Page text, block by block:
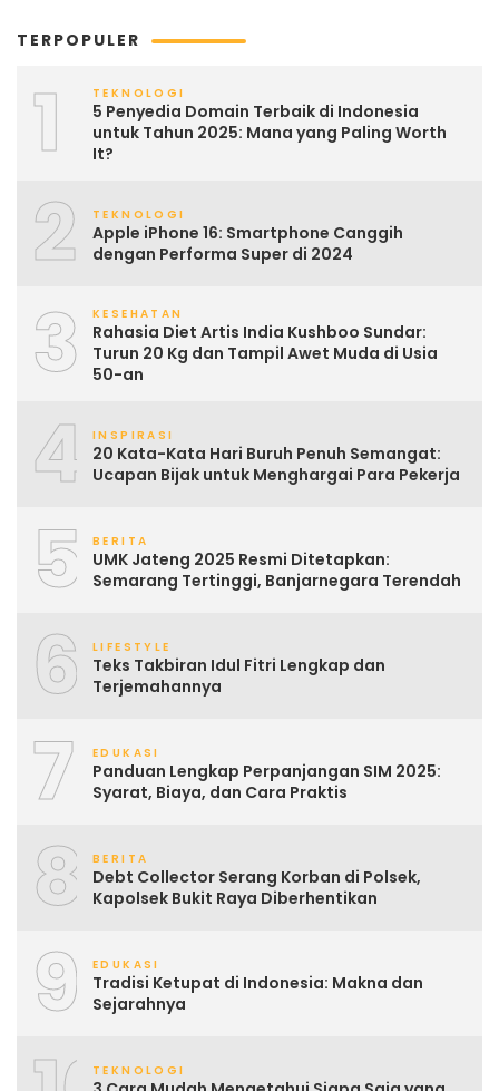
TERPOPULER
1 TEKNOLOGI
5 Penyedia Domain Terbaik di Indonesia
untuk Tahun 2025: Mana yang Paling Worth
It?
2 TEKNOLOGI
Apple iPhone 16: Smartphone Canggih
dengan Performa Super di 2024
3 KESEHATAN
Rahasia Diet Artis India Kushboo Sundar:
Turun 20 Kg dan Tampil Awet Muda di Usia
50-an
4 INSPIRASI
20 Kata-Kata Hari Buruh Penuh Semangat:
Ucapan Bijak untuk Menghargai Para Pekerja
5 BERITA
UMK Jateng 2025 Resmi Ditetapkan:
Semarang Tertinggi, Banjarnegara Terendah
6 LIFESTYLE
Teks Takbiran Idul Fitri Lengkap dan
Terjemahannya
7 EDUKASI
Panduan Lengkap Perpanjangan SIM 2025:
Syarat, Biaya, dan Cara Praktis
8 BERITA
Debt Collector Serang Korban di Polsek,
Kapolsek Bukit Raya Diberhentikan
9 EDUKASI
Tradisi Ketupat di Indonesia: Makna dan
Sejarahnya
TEKNOLOGI